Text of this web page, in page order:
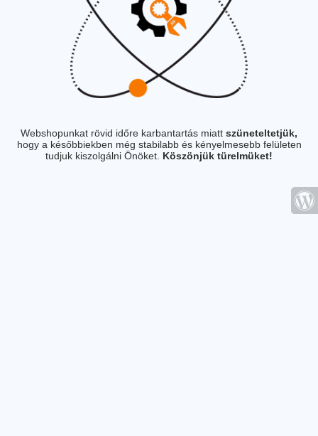
Webshopunkat rövid időre karbantartás miatt szüneteltetjük,
hogy a későbbiekben még stabilabb és kényelmesebb felületen
tudjuk kiszolgálni Önöket. Köszönjük türelmüket!